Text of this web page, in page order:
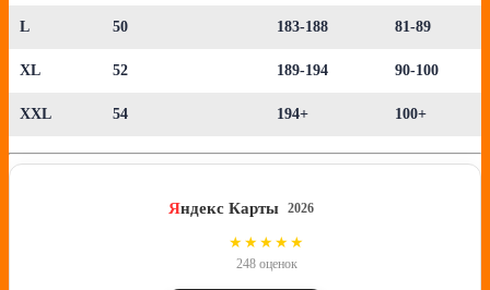
L 50 183-188 81-89
XL 52 189-194 90-100
XXL 54 194+ 100+
Яндекс Карты 2026
★★★★★
248 оценок